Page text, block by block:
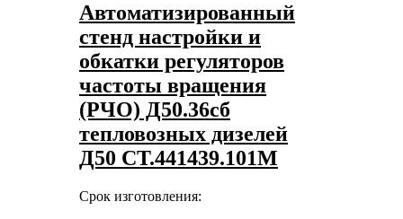
Автоматизированный
стенд настройки и
обкатки регуляторов
частоты вращения
(РЧО) Д50.36сб
тепловозных дизелей
Д50 СТ.441439.101М
Срок изготовления: